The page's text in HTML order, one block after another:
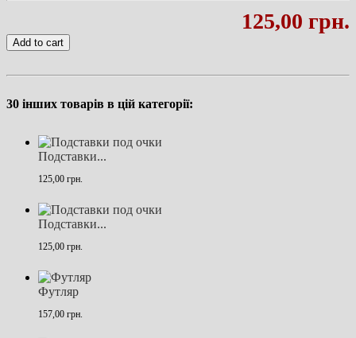
125,00 грн.
Add to cart
30 інших товарів в цій категорії:
Подставки...
125,00 грн.
Подставки...
125,00 грн.
Футляр
157,00 грн.